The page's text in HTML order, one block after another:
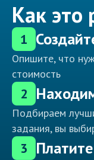
Как это
1
Опишите, что
стоимость
2
Подбираем
задания, вы
3